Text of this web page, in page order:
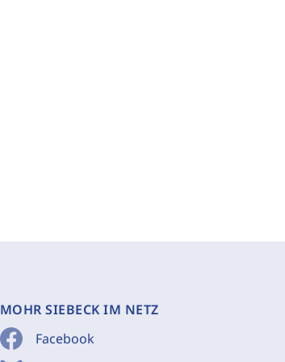
MOHR SIEBECK IM NETZ
Facebook